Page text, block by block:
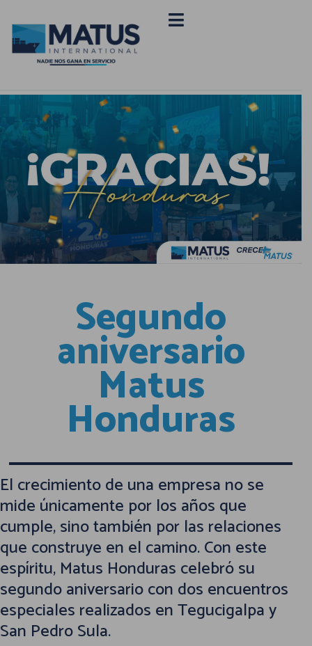
Segundo
aniversario
Matus
Honduras
El crecimiento de una empresa no se
mide únicamente por los años que
cumple, sino también por las relaciones
que construye en el camino. Con este
espíritu, Matus Honduras celebró su
segundo aniversario con dos encuentros
especiales realizados en Tegucigalpa y
San Pedro Sula.